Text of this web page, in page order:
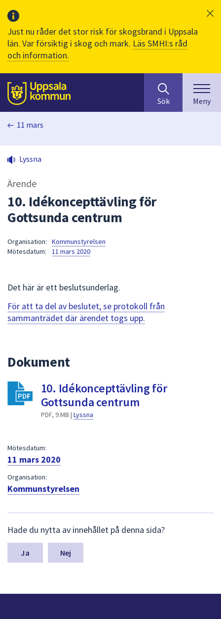
Just nu råder det stor risk för skogsbrand i Uppsala
län. Var försiktig i skog och mark. Läs SMHI:s råd
och information.
Till sidans
huvudinnehåll
efter
innehåll
på
sökfältet
kommer
för
att
navigera
för
Sök Meny
11 mars
Lyssna
Ärende
10. Idékoncepttävling för
Gottsunda centrum
Organisation:
Kommunstyrelsen
Mötesdatum:
11 mars 2020
Det här är ett beslutsunderlag.
För att ta del av beslutet, se protokoll från
sammanträdet där ärendet togs upp.
Dokument
10. Idékoncepttävling för
Gottsunda centrum
PDF, 9 MB | Lyssna
Mötesdatum:
11 mars 2020
Organisation:
Kommunstyrelsen
ä
m
a
n
Hade du nytta av innehållet på denna sida?
Nej